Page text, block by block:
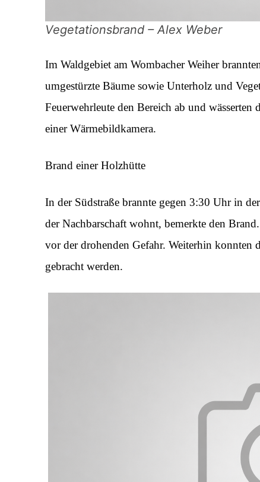
Vegetationsbrand – Alex Weber
Im Waldgebiet am Wombacher Weiher
umgestürzte Bäume sowie Unterholz und
Feuerwehrleute den Bereich ab und
einer Wärmebildkamera.
Brand einer Holzhütte
In der Südstraße brannte gegen 3:30 Uhr in
der Nachbarschaft wohnt, bemerkte den
vor der drohenden Gefahr. Weiterhin konnten
gebracht werden.